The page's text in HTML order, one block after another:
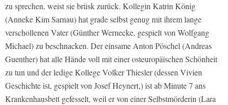
zu sprechen, weist sie brüsk zurück. Kollegin Katrin König
(Anneke Kim Sarnau) hat grade selbst genug mit ihrem lange
verschollenen Vater (Günther Wernecke, gespielt von Wolfgang
Michael) zu beschnacken. Der einsame Anton Pöschel (Andreas
Guenther) hat alle Hände voll mit einer osteuropäischen Schönheit
zu tun und der ledige Kollege Volker Thiesler (dessen Vivien
Geschichte ist, gespielt von Josef Heynert,) ist ab Minute 7 ans
Krankenhausbett gefesselt, weil er von einer Selbstmörderin (Lara